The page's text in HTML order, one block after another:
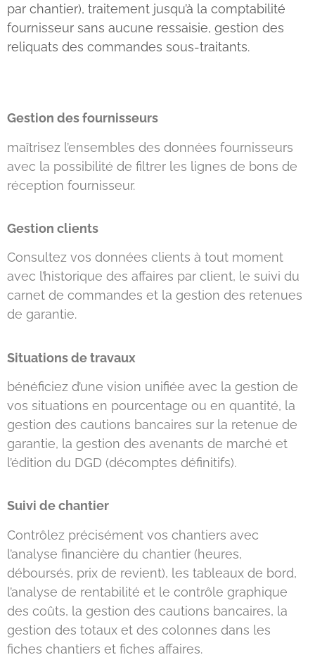
par chantier), traitement jusqu’à la comptabilité
fournisseur sans aucune ressaisie, gestion des
reliquats des commandes sous-traitants.
Gestion des fournisseurs
maîtrisez l’ensembles des données fournisseurs
avec la possibilité de filtrer les lignes de bons de
réception fournisseur.
Gestion clients
Consultez vos données clients à tout moment
avec l’historique des affaires par client, le suivi du
carnet de commandes et la gestion des retenues
de garantie.
Situations de travaux
bénéficiez d’une vision unifiée avec la gestion de
vos situations en pourcentage ou en quantité, la
gestion des cautions bancaires sur la retenue de
garantie, la gestion des avenants de marché et
l’édition du DGD (décomptes définitifs).
Suivi de chantier
Contrôlez précisément vos chantiers avec
l’analyse financière du chantier (heures,
déboursés, prix de revient), les tableaux de bord,
l’analyse de rentabilité et le contrôle graphique
des coûts, la gestion des cautions bancaires, la
gestion des totaux et des colonnes dans les
fiches chantiers et fiches affaires.